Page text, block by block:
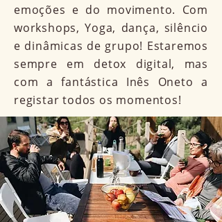
emoções e do movimento. Com
workshops, Yoga, dança, silêncio
e dinâmicas de grupo! Estaremos
sempre em detox digital, mas
com a fantástica Inês Oneto a
registar todos os momentos!